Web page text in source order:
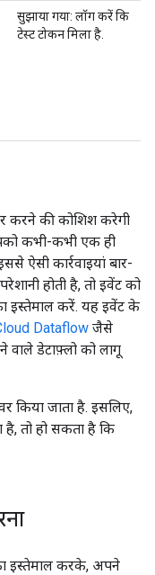
सुझाया गया: लॉग करें कि
टेस्ट टोकन मिला है.
करने की कोशिश करेगी
कभी-कभी एक ही
ऐसी कार्रवाइयां बार-
होती है, तो इवेंट को
इस्तेमाल करें. यह इवेंट के
Dataflow जैसे
वाले डेटाफ़्लो को लागू
किया जाता है. इसलिए,
तो हो सकता है कि
इस्तेमाल करके, अपने